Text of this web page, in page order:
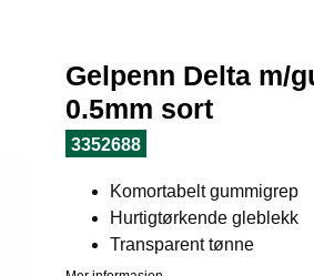
Gelpenn Delta m/
0.5mm sort
3352688
Komortabelt gummigrep
Hurtigtørkende gleblekk
Transparent tønne